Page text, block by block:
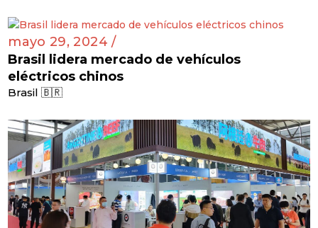
mayo 29, 2024 /
Brasil lidera mercado de vehículos
eléctricos chinos
Brasil 🇧🇷